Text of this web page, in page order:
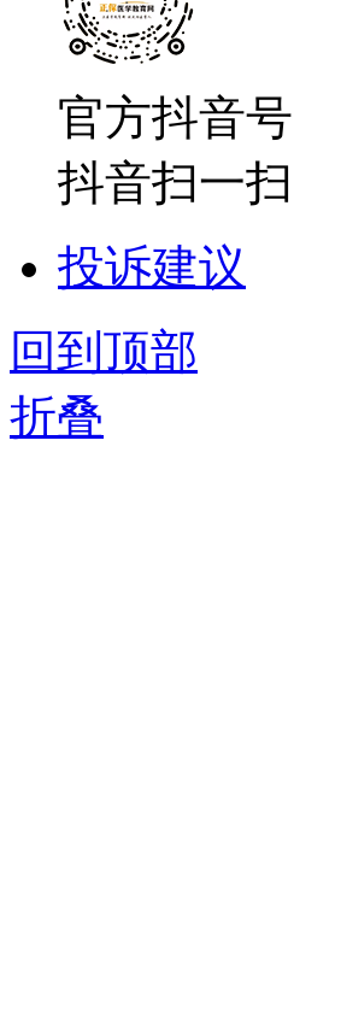
官方抖音号
抖音扫一扫
投诉建议
回到顶部
折叠